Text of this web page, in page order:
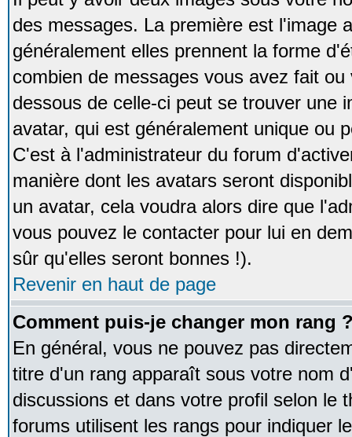
des messages. La première est l'image
généralement elles prennent la forme
combien de messages vous avez fait
dessous de celle-ci peut se trouver une
avatar, qui est généralement unique ou
C'est à l'administrateur du forum
manière dont les avatars seront
un avatar, cela voudra alors dire que
vous pouvez le contacter pour lui en
sûr qu'elles seront bonnes !).
Revenir en haut de page
Comment puis-je changer mon rang
En général, vous ne pouvez pas
titre d'un rang apparaît sous votre nom
discussions et dans votre profil selon le
forums utilisent les rangs pour indiquer